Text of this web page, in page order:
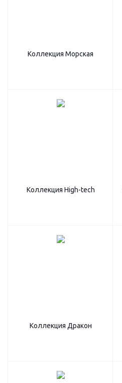
Коллекция Морская
Коллекция High-tech
Коллекция Дракон